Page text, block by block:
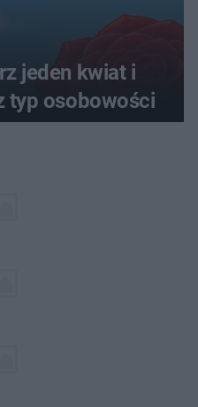
jeden kwiat i
typ osobowości